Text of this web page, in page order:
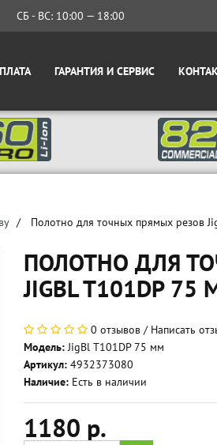
СБ - ВС: 10:00 — 18:00
ГАРАНТИЯ И СЕРВИС
Полотно для точных прямых резов
ПОЛОТНО ДЛЯ
JIGBL T101DP 75
0 отзывов / Написать
Модель:JigBl T101DP 75 мм
Артикул: 4932373080
Наличие: Есть в наличии
1180 р.